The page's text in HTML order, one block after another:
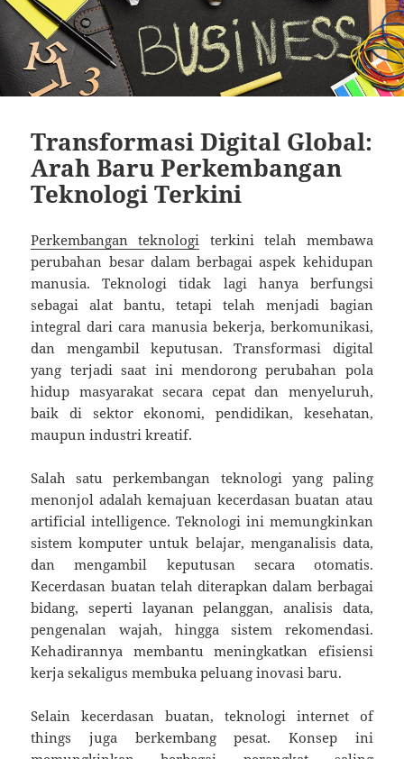
Transformasi Digital Global:
Arah Baru Perkembangan
Teknologi Terkini
Perkembangan teknologi terkini telah membawa
perubahan besar dalam berbagai aspek kehidupan
manusia. Teknologi tidak lagi hanya berfungsi
sebagai alat bantu, tetapi telah menjadi bagian
integral dari cara manusia bekerja, berkomunikasi,
dan mengambil keputusan. Transformasi digital
yang terjadi saat ini mendorong perubahan pola
hidup masyarakat secara cepat dan menyeluruh,
baik di sektor ekonomi, pendidikan, kesehatan,
maupun industri kreatif.
Salah satu perkembangan teknologi yang paling
menonjol adalah kemajuan kecerdasan buatan atau
artificial intelligence. Teknologi ini memungkinkan
sistem komputer untuk belajar, menganalisis data,
dan mengambil keputusan secara otomatis.
Kecerdasan buatan telah diterapkan dalam berbagai
bidang, seperti layanan pelanggan, analisis data,
pengenalan wajah, hingga sistem rekomendasi.
Kehadirannya membantu meningkatkan efisiensi
kerja sekaligus membuka peluang inovasi baru.
Selain kecerdasan buatan, teknologi internet of
things juga berkembang pesat. Konsep ini